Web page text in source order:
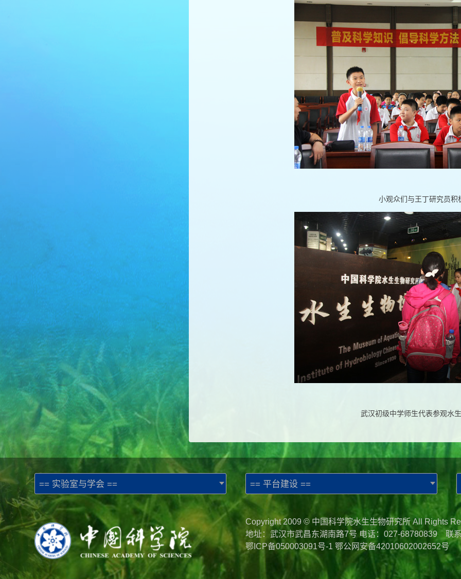
小观众们与王丁研究员积
武汉初级中学师生代表参观水
== 实验室与学会 == == 平台建设 ==
Copyright 2009 © 中国科学院水生生物研究所 All Rights
地址：武汉市武昌东湖南路7号 电话：027-68780839 联
鄂ICP备050003091号-1 鄂公网安备42010602002652号